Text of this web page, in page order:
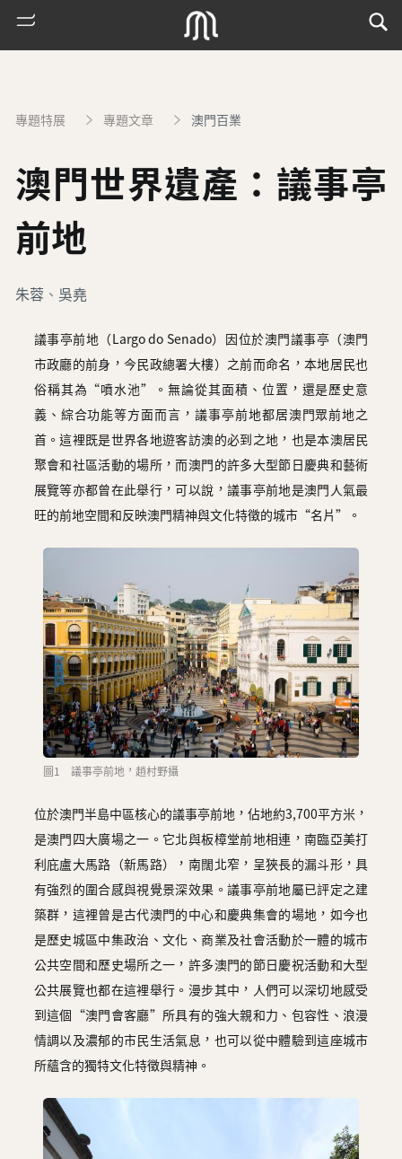
專題特展 專題文章 澳門百業
澳門世界遺產：議事亭
前地
朱蓉 、 吳堯
議事亭前地（Largo do Senado）因位於澳門議事亭（澳門
市政廳的前身，今民政總署大樓）之前而命名，本地居民也
俗稱其為“噴水池”。無論從其面積、位置，還是歷史意
義、綜合功能等方面而言，議事亭前地都居澳門眾前地之
首。這裡既是世界各地遊客訪澳的必到之地，也是本澳居民
聚會和社區活動的場所，而澳門的許多大型節日慶典和藝術
展覽等亦都曾在此舉行，可以說，議事亭前地是澳門人氣最
旺的前地空間和反映澳門精神與文化特徵的城市“名片”。
圖1 議事亭前地，趙村野攝
位於澳門半島中區核心的議事亭前地，佔地約3,700平方米，
是澳門四大廣場之一。它北與板樟堂前地相連，南臨亞美打
利庇盧大馬路（新馬路），南闊北窄，呈狹長的漏斗形，具
有強烈的圍合感與視覺景深效果。議事亭前地屬已評定之建
築群，這裡曾是古代澳門的中心和慶典集會的場地，如今也
是歷史城區中集政治、文化、商業及社會活動於一體的城市
公共空間和歷史場所之一，許多澳門的節日慶祝活動和大型
公共展覽也都在這裡舉行。漫步其中，人們可以深切地感受
到這個“澳門會客廳”所具有的強大親和力、包容性、浪漫
情調以及濃郁的市民生活氣息，也可以從中體驗到這座城市
所蘊含的獨特文化特徵與精神。